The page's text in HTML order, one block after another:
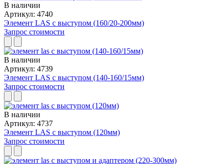
В наличии
Артикул: 4740
Элемент LAS с выступом (160/20-200мм)
Запрос стоимости
В наличии
Артикул: 4739
Элемент LAS с выступом (140-160/15мм)
Запрос стоимости
В наличии
Артикул: 4737
Элемент LAS с выступом (120мм)
Запрос стоимости